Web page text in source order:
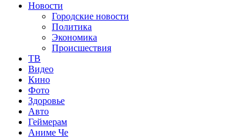
Новости
Городские новости
Политика
Экономика
Происшествия
ТВ
Видео
Кино
Фото
Здоровье
Авто
Геймерам
Аниме Че